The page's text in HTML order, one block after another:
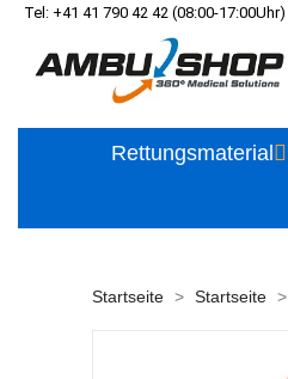
Tel: +41 41 790 42 42 (08:00-17:00Uhr)
Rettungsmaterial
Startseite Startseite